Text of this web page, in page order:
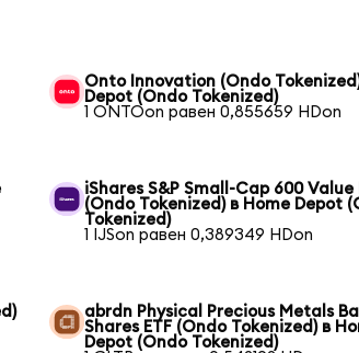
Onto Innovation (Ondo
Depot (Ondo Tokenized)
1 ONTOon равен 0,855659 HDon
iShares S&P Small-Cap 600 Value
(Ondo Tokenized) в Home Depot
Tokenized)
1 IJSon равен 0,389349 HDon
abrdn Physical Precious Metals
Shares ETF (Ondo Tokenized) в
Depot (Ondo Tokenized)